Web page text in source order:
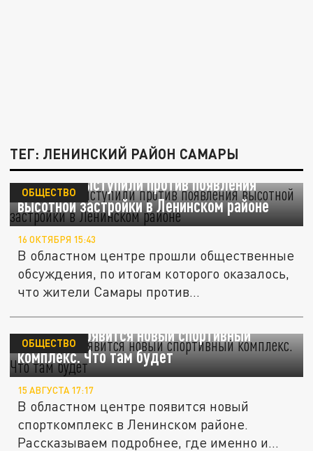
ТЕГ: ЛЕНИНСКИЙ РАЙОН САМАРЫ
Самарцы выступили против появления
высотной застройки в Ленинском районе
ОБЩЕСТВО
16 ОКТЯБРЯ 15:43
В областном центре прошли общественные
обсуждения, по итогам которого оказалось,
что жители Самары против...
В Самаре появится новый спортивный
комплекс. Что там будет
ОБЩЕСТВО
15 АВГУСТА 17:17
В областном центре появится новый
спорткомплекс в Ленинском районе.
Рассказываем подробнее, где именно и